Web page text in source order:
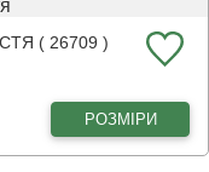
( 26709 )
РОЗМІРИ